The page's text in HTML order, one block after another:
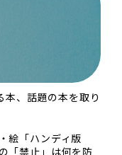
、話題の本を取り
絵「ハンディ版
「禁止」は何を防